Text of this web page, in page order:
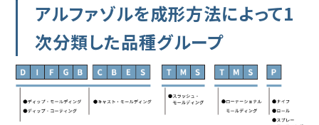
アルファゾルを成形方法によって1
次分類した品種グループ